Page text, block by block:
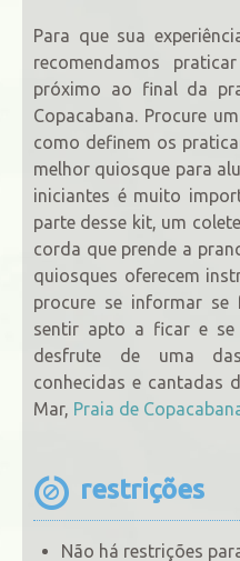
Para que sua
recomendamos
próximo ao final da
Copacabana. Procure
como definem os
melhor quiosque para
iniciantes é muito
parte desse kit, um
corda que prende a
quiosques oferecem
procure se informar
sentir apto a ficar e se
desfrute de uma
conhecidas e cantadas
Mar, Praia de
restrições
Não há restrições